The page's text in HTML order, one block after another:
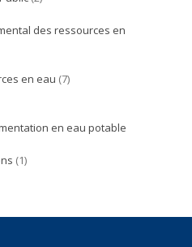
des ressources en
en eau (7)
en eau potable
(1)